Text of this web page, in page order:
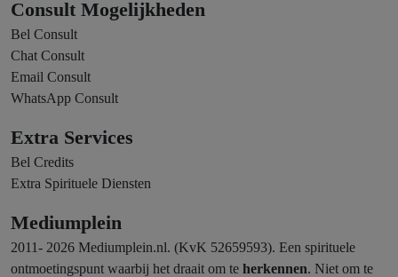
Consult Mogelijkheden
Bel Consult
Chat Consult
Email Consult
WhatsApp Consult
Extra Services
Bel Credits
Extra Spirituele Diensten
Mediumplein
2011- 2026 Mediumplein.nl. (KvK 52659593). Een spirituele
ontmoetingspunt waarbij het draait om te herkennen. Niet om te